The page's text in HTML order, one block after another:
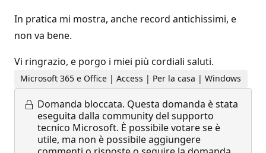
In pratica mi mostra, anche record antichissimi, e
non va bene.
Vi ringrazio, e porgo i miei più cordiali saluti.
Microsoft 365 e Office | Access | Per la casa | Windows
Domanda bloccata. Questa domanda è stata
eseguita dalla community del supporto
tecnico Microsoft. È possibile votare se è
utile, ma non è possibile aggiungere